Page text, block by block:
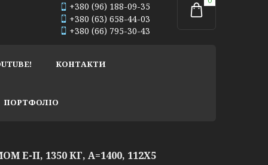
+380 (96) 188-09-35
+380 (63) 658-44-03
+380 (66) 795-30-43
КОНТАКТИ
ПОРТФОЛІО
Е-П, 1350 КГ, А=1400, 112Х5